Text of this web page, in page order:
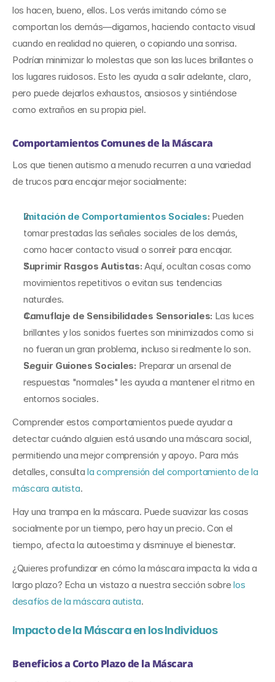
los hacen, bueno, ellos. Los verás imitando cómo se
comportan los demás—digamos, haciendo contacto visual
cuando en realidad no quieren, o copiando una sonrisa.
Podrían minimizar lo molestas que son las luces brillantes o
los lugares ruidosos. Esto les ayuda a salir adelante, claro,
pero puede dejarlos exhaustos, ansiosos y sintiéndose
como extraños en su propia piel.
Comportamientos Comunes de la Máscara
Los que tienen autismo a menudo recurren a una variedad
de trucos para encajar mejor socialmente:
Imitación de Comportamientos Sociales: Pueden
tomar prestadas las señales sociales de los demás,
como hacer contacto visual o sonreír para encajar.
Suprimir Rasgos Autistas: Aquí, ocultan cosas como
movimientos repetitivos o evitan sus tendencias
naturales.
Camuflaje de Sensibilidades Sensoriales: Las luces
brillantes y los sonidos fuertes son minimizados como si
no fueran un gran problema, incluso si realmente lo son.
Seguir Guiones Sociales: Preparar un arsenal de
respuestas "normales" les ayuda a mantener el ritmo en
entornos sociales.
Comprender estos comportamientos puede ayudar a
detectar cuándo alguien está usando una máscara social,
permitiendo una mejor comprensión y apoyo. Para más
detalles, consulta la comprensión del comportamiento de la
máscara autista.
Hay una trampa en la máscara. Puede suavizar las cosas
socialmente por un tiempo, pero hay un precio. Con el
tiempo, afecta la autoestima y disminuye el bienestar.
¿Quieres profundizar en cómo la máscara impacta la vida a
largo plazo? Echa un vistazo a nuestra sección sobre los
desafíos de la máscara autista.
Impacto de la Máscara en los Individuos
Beneficios a Corto Plazo de la Máscara